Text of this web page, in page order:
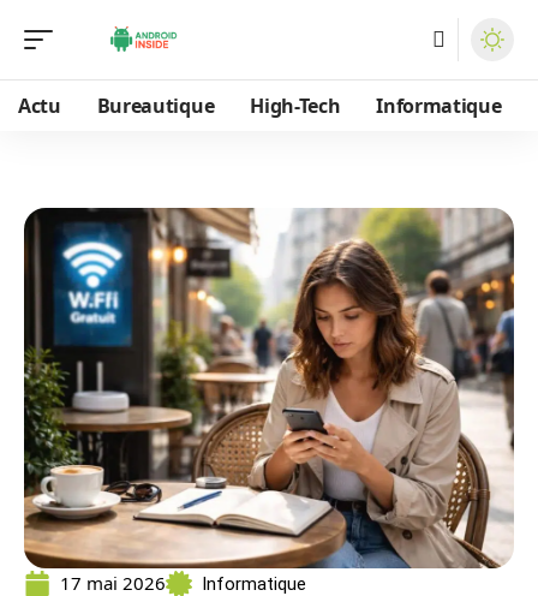
Actu Bureautique High-Tech Informatique
17 mai 2026 Informatique